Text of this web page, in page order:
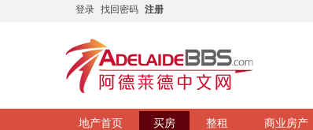
登录 找回密码 注册
地产首页
买房
整租
商业房产